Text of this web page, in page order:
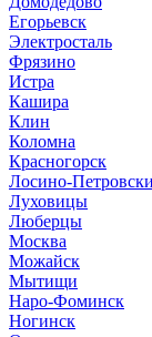
Егорьевск
Электросталь
Фрязино
Истра
Кашира
Клин
Коломна
Красногорск
Лосино-
Луховицы
Люберцы
Москва
Можайск
Мытищи
Наро-Фоминск
Ногинск